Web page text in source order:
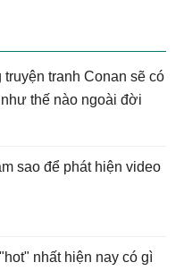
truyện tranh Conan sẽ có
thế nào ngoài đời
sao để phát hiện video
nhất hiện nay có gì